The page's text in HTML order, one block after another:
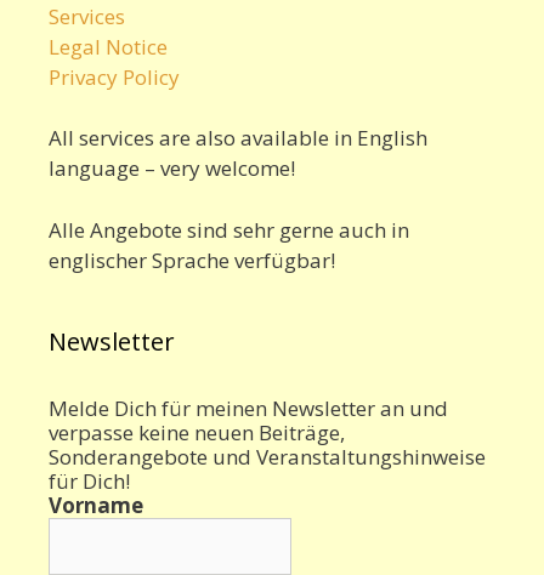
Services
Legal Notice
Privacy Policy
All services are also available in English
language – very welcome!
Alle Angebote sind sehr gerne auch in
englischer Sprache verfügbar!
Newsletter
Melde Dich für meinen Newsletter an und
verpasse keine neuen Beiträge,
Sonderangebote und Veranstaltungshinweise
für Dich!
Vorname